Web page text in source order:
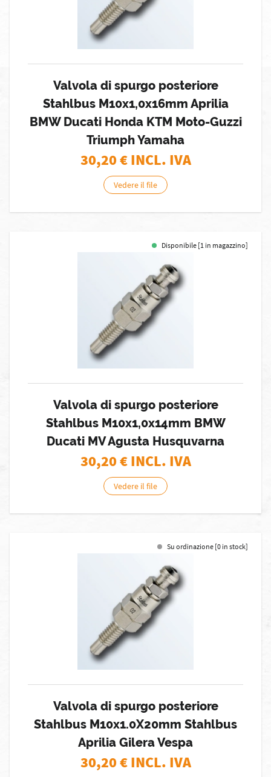
Valvola di spurgo posteriore
Stahlbus M10x1,0x16mm Aprilia
BMW Ducati Honda KTM Moto-Guzzi
Triumph Yamaha
30,20€ INCL. IVA
Vedere il file
Disponibile [1 in magazzino]
Valvola di spurgo posteriore
Stahlbus M10x1,0x14mm BMW
Ducati MV Agusta Husquvarna
30,20€ INCL. IVA
Vedere il file
Su ordinazione [0 in stock]
Valvola di spurgo posteriore
Stahlbus M10x1.0X20mm Stahlbus
Aprilia Gilera Vespa
30,20€ INCL. IVA